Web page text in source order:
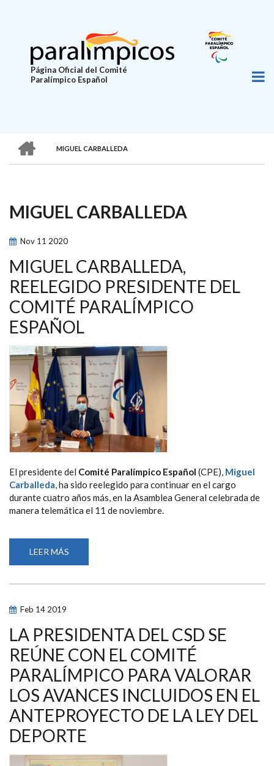
principal
Página Oficial del Comité
Paralímpico Español
SOBRESCRIBIR
DE
AYUDA
A
LA
NAVEGACIÓN
MIGUEL CARBALLEDA
MIGUEL CARBALLEDA
Nov 11 2020
MIGUEL CARBALLEDA,
REELEGIDO PRESIDENTE DEL
COMITÉ PARALÍMPICO
ESPAÑOL
El presidente del Comité Paralímpico Español (CPE), Miguel
Carballeda, ha sido reelegido para continuar en el cargo
durante cuatro años más, en la Asamblea General celebrada de
manera telemática el 11 de noviembre.
LEER MÁS
CARBALLEDA,
PRESIDENTE
Feb 14 2019
LA PRESIDENTA DEL CSD SE
REÚNE CON EL COMITÉ
PARALÍMPICO PARA VALORAR
LOS AVANCES INCLUIDOS EN EL
ANTEPROYECTO DE LA LEY DEL
DEPORTE